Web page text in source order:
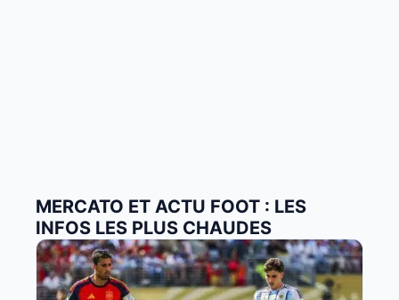
MERCATO ET ACTU FOOT : LES
INFOS LES PLUS CHAUDES